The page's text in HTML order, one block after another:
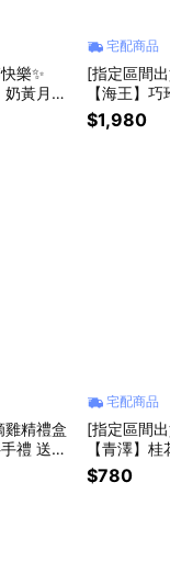
樂✨
奶黃月餅
腳石】月
宅配商品
[指定區間
【海王】
人份)(含運)
$1,980
雞精禮盒
禮 送禮
色 內在
宅配商品
[指定區間
【青澤】
(附提袋)(含
伴手禮
$780